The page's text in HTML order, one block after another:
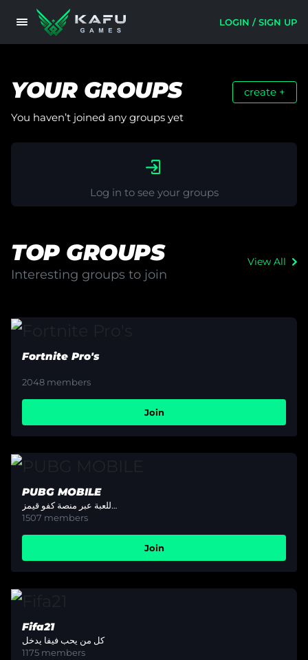
LOGIN / SIGN UP
YOUR GROUPS create +
You haven’t joined any groups yet
Log in to see your groups
TOP GROUPS
Interesting groups to join
View All
Fortnite Pro's
2048 members
Join
PUBG MOBILE
كل ما يتعلق بلعبة ببجي موبايل.. والبطولات الخاصة باللعبة عبر منصة كفو قيمز..
1507 members
Join
Fifa21
كل من يحب فيفا يدخل
1175 members